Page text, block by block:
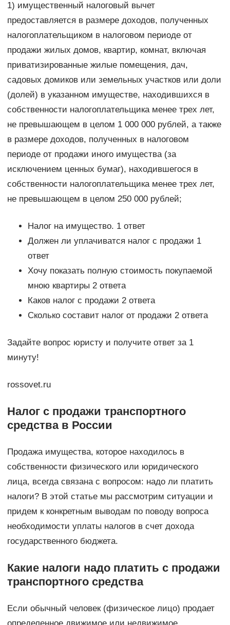
1) имущественный налоговый вычет
предоставляется в размере доходов, полученных
налогоплательщиком в налоговом периоде от
продажи жилых домов, квартир, комнат, включая
приватизированные жилые помещения, дач,
садовых домиков или земельных участков или доли
(долей) в указанном имуществе, находившихся в
собственности налогоплательщика менее трех лет,
не превышающем в целом 1 000 000 рублей, а также
в размере доходов, полученных в налоговом
периоде от продажи иного имущества (за
исключением ценных бумаг), находившегося в
собственности налогоплательщика менее трех лет,
не превышающем в целом 250 000 рублей;
Налог на имущество. 1 ответ
Должен ли уплачиватся налог с продажи 1
ответ
Хочу показать полную стоимость покупаемой
мною квартиры 2 ответа
Каков налог с продажи 2 ответа
Сколько составит налог от продажи 2 ответа
Задайте вопрос юристу и получите ответ за 1
минуту!
rossovet.ru
Налог с продажи транспортного
средства в России
Продажа имущества, которое находилось в
собственности физического или юридического
лица, всегда связана с вопросом: надо ли платить
налоги? В этой статье мы рассмотрим ситуации и
придем к конкретным выводам по поводу вопроса
необходимости уплаты налогов в счет дохода
государственного бюджета.
Какие налоги надо платить с продажи
транспортного средства
Если обычный человек (физическое лицо) продает